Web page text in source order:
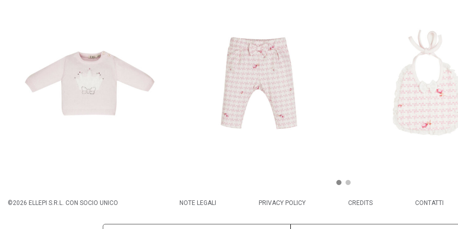
©2026 ELLEPI S.R.L. CON SOCIO UNICO NOTE LEGALI PRIVACY POLICY CREDITS CONTATTI